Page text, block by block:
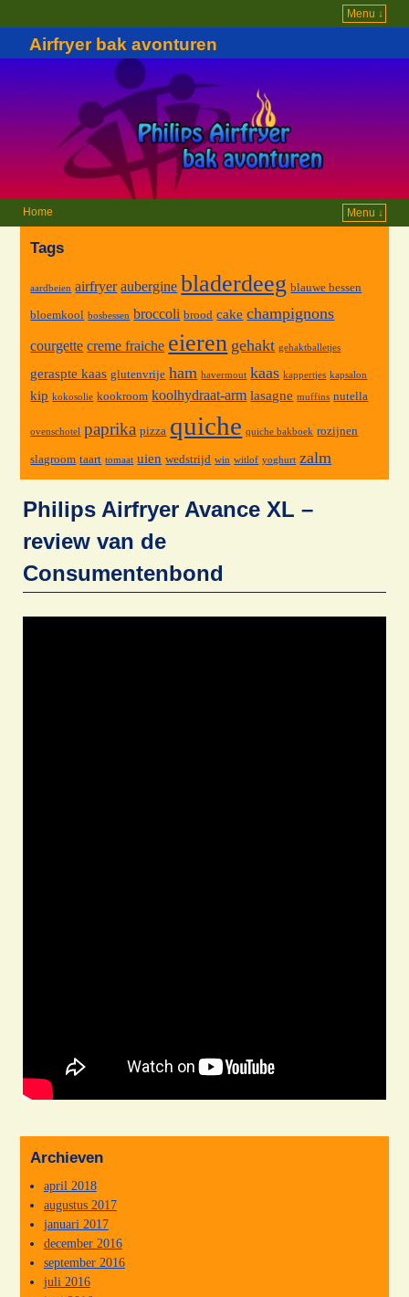
Menu ↓
Airfryer bak avonturen
Home Menu ↓
Tags
aardbeien airfryer aubergine bladerdeeg blauwe bessen
bloemkool bosbessen broccoli brood cake champignons
courgette creme fraiche eieren gehakt gehaktballetjes
geraspte kaas glutenvrije ham havermout kaas kappertjes kapsalon
kip kokosolie kookroom koolhydraat-arm lasagne muffins nutella
ovenschotel paprika pizza quiche quiche bakboek rozijnen
slagroom taart tomaat uien wedstrijd win witlof yoghurt zalm
Philips Airfryer Avance XL –
review van de
Consumentenbond
Archieven
april 2018
augustus 2017
januari 2017
december 2016
september 2016
juli 2016